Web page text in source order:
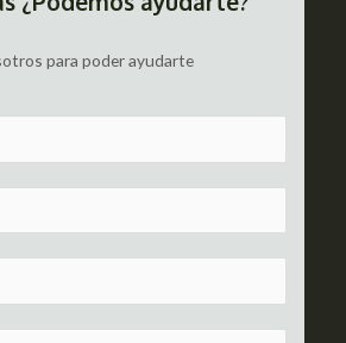
para poder ayudarte